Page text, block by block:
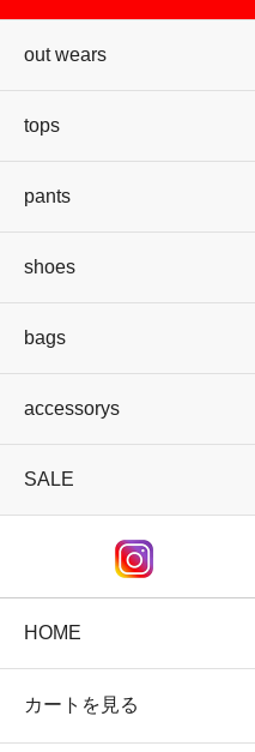
out wears
tops
pants
shoes
bags
accessorys
SALE
HOME
カートを見る